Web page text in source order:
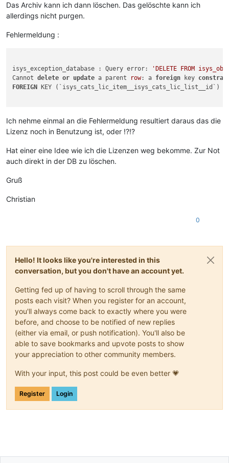
Das Archiv kann ich dann löschen. Das gelöschte kann ich
allerdings nicht purgen.
Fehlermeldung :
isys_exception_database : Query error:
'DELETE FROM
Cannot delete or update a parent row: a foreign key
FOREIGN KEY (`isys_cats_lic_item__isys_cats_lic_list__id`)
Ich nehme einmal an die Fehlermeldung resultiert daraus das die
Lizenz noch in Benutzung ist, oder !?!?
Hat einer eine Idee wie ich die Lizenzen weg bekomme. Zur Not
auch direkt in der DB zu löschen.
Gruß
Christian
0
Hello! It looks like you're interested in this
conversation, but you don't have an account yet.
Getting fed up of having to scroll through the same
posts each visit? When you register for an account,
you'll always come back to exactly where you were
before, and choose to be notified of new replies
(either via email, or push notification). You'll also be
able to save bookmarks and upvote posts to show
your appreciation to other community members.
With your input, this post could be even better 💗
Register Login